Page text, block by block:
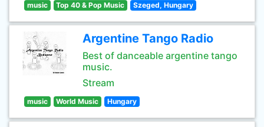
music Top 40 & Pop Music Szeged, Hungary
Argentine Tango Radio
Best of danceable argentine tango
music.
Stream
music World Music Hungary